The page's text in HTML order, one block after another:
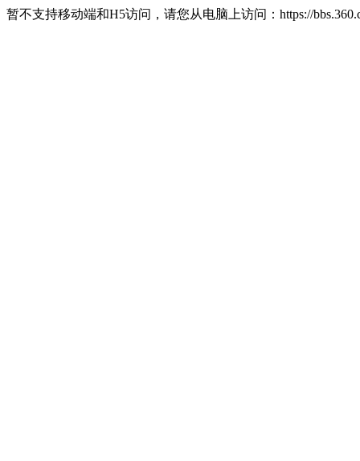
暂不支持移动端和H5访问，请您从电脑上访问：https://